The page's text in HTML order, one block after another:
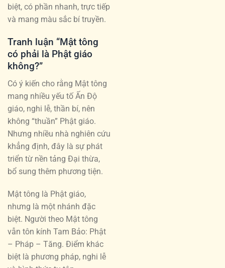
biệt, có phần nhanh, trực tiếp
và mang màu sắc bí truyền.
Tranh luận “Mật tông
có phải là Phật giáo
không?”
Có ý kiến cho rằng Mật tông
mang nhiều yếu tố Ấn Độ
giáo, nghi lễ, thần bí, nên
không “thuần” Phật giáo.
Nhưng nhiều nhà nghiên cứu
khẳng định, đây là sự phát
triển từ nền tảng Đại thừa,
bổ sung thêm phương tiện.
Mật tông là Phật giáo,
nhưng là một nhánh đặc
biệt. Người theo Mật tông
vẫn tôn kính Tam Bảo: Phật
– Pháp – Tăng. Điểm khác
biệt là phương pháp, nghi lễ